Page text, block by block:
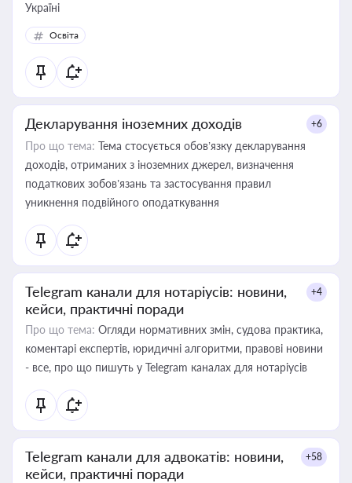
Україні
Освіта
Декларування іноземних доходів +6
Про що тема: Тема стосується обов’язку декларування
доходів, отриманих з іноземних джерел, визначення
податкових зобов’язань та застосування правил
уникнення подвійного оподаткування
Telegram канали для нотаріусів: новини,
кейси, практичні поради
+4
Про що тема: Огляди нормативних змін, судова практика,
коментарі експертів, юридичні алгоритми, правові новини
- все, про що пишуть у Telegram каналах для нотаріусів
Telegram канали для адвокатів: новини,
кейси, практичні поради
+58